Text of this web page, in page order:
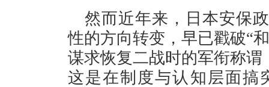
然而近年来，日本安保
性的方向转变，早已戳破“
谋求恢复二战时的军衔称谓
这是在制度与认知层面搞